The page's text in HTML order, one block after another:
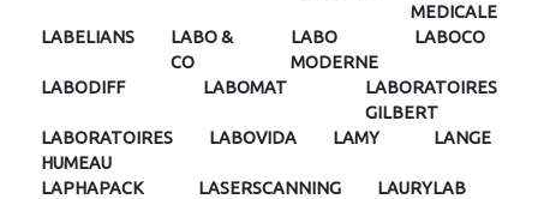
MEDICALE
LABELIANS
LABO &
CO
LABO
MODERNE
LABOCO
LABODIFF LABOMAT
LABORATOIRES
GILBERT
LABORATOIRES
HUMEAU
LABOVIDA LAMY LANGE
LAPHAPACK
LASERSCANNING
LAURYLAB